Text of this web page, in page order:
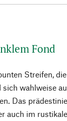
Fond
Streifen,
wahlweise
Das
auch im